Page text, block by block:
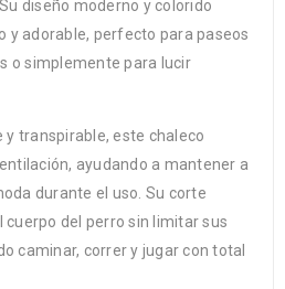
diseño moderno y colorido
y adorable, perfecto para paseos
o simplemente para lucir
y transpirable, este chaleco
ayudando a mantener a
durante el uso. Su corte
del perro sin limitar sus
caminar, correr y jugar con total